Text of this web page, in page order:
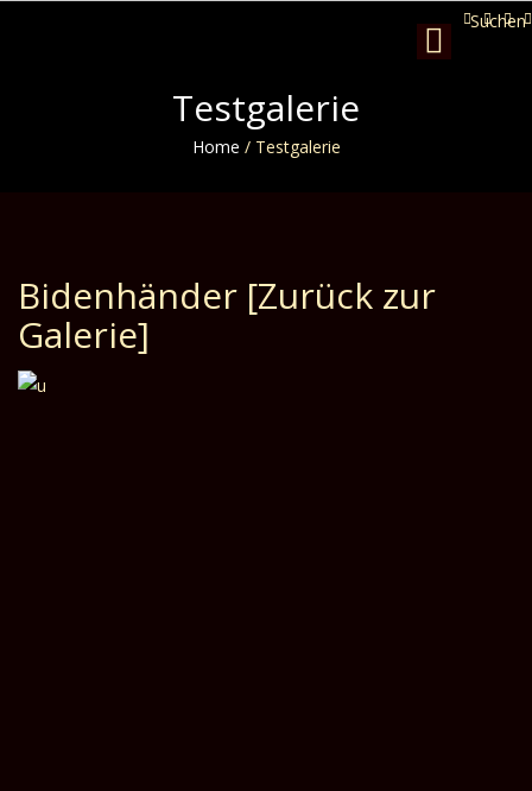
Suchen
Toggle
navigation
Testgalerie
Home / Testgalerie
Bidenhänder [Zurück zur
Galerie]